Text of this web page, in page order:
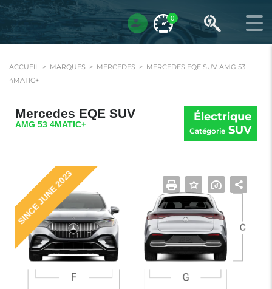
0
ACCUEIL > MARQUES > MERCEDES > MERCEDES EQE SUV AMG 53
4MATIC+
Mercedes EQE SUV
AMG 53 4MATIC+
Électrique
Catégorie SUV
SINCE JUNE 2023